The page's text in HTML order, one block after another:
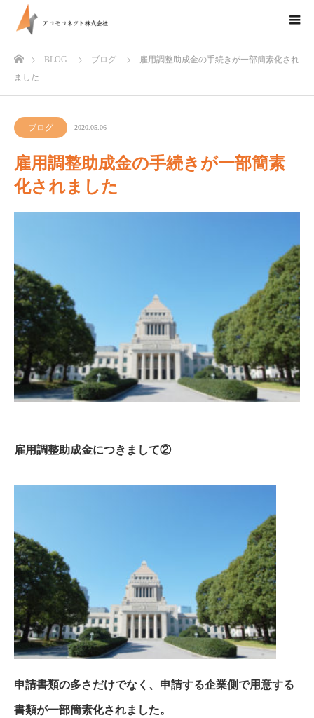
ホームBLOG ブログ
雇用調整助成金の手続きが一部簡素化され
ました
ブログ 2020.05.06
雇用調整助成金の手続きが一部簡素
化されました
雇用調整助成金につきまして②
申請書類の多さだけでなく、申請する企業側で用意する
書類が一部簡素化されました。